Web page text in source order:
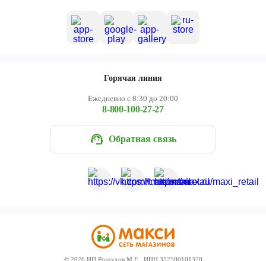
Горячая линия
Ежедневно с 8:30 до 20:00
8-800-100-27-27
Обратная связь
© 2026 ИП Роздухов М.Е., ИНН 352500101378